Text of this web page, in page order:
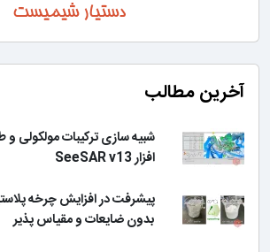
آخرین مطالب
شبیه سازی ترکیبات مولکولی و
افزار SeeSAR v13
پیشرفت در افزایش چرخه
بدون ضایعات و مقیاس پذیر